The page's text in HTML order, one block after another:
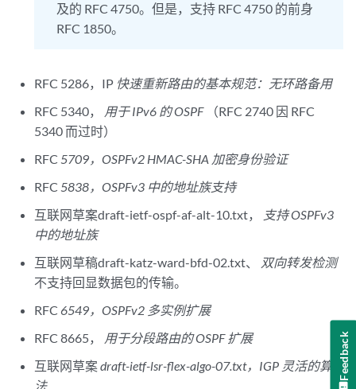
及的 RFC 4750。但是，支持 RFC 4750 的前身
RFC 1850。
RFC 5286，IP 快速重新路由的基本规范：无环路备用
RFC 5340， 用于 IPv6 的 OSPF（RFC 2740 因 RFC
5340 而过时）
RFC5709，OSPFv2 HMAC-SHA 加密身份验证
RFC5838，OSPFv3 中的地址族支持
互联网草案draft-ietf-ospf-af-alt-10.txt，
支持 OSPFv3
中的地址族
互联网草稿draft-katz-ward-bfd-02.txt、 双向转发检测
不支持回显数据包的传输。
RFC 6549，OSPFv2 多实例扩展
RFC 8665， 用于分段路由的 OSPF 扩展
互联网草案draft-ietf-lsr-flex-algo-07.txt，IGP 灵活的算
法
Feedback